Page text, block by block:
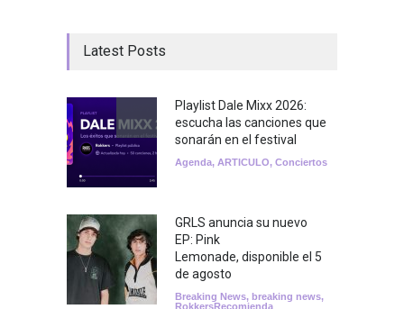
Latest Posts
Playlist Dale Mixx 2026:
escucha las canciones que
sonarán en el festival
Agenda, ARTICULO, Conciertos
GRLS anuncia su nuevo
EP: Pink
Lemonade, disponible el 5
de agosto
Breaking News, breaking news,
RokkersRecomienda